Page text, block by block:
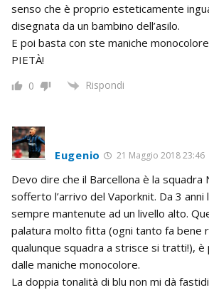
senso che è proprio esteticamente
disegnata da un bambino dell’asilo.
E poi basta con ste maniche
PIETÀ!
0 Rispondi
Eugenio 21 Maggio 2018 23:46
Devo dire che il Barcellona è la squadra
sofferto l’arrivo del Vaporknit. Da 3 anni
sempre mantenute ad un livello alto.
palatura molto fitta (ogni tanto fa bene
qualunque squadra a strisce si tratti!), è
dalle maniche monocolore.
La doppia tonalità di blu non mi dà